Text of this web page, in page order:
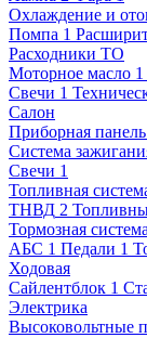
Охлаждение и
Помпа 1
Расходники ТО
Моторное масло 1
Свечи 1
Салон
Приборная панель
Система
Свечи 1
Топливная
ТНВД 2
Тормозная
АБС 1 Педали 1
Ходовая
Сайлентблок 1
Электрика
Высоковольтные